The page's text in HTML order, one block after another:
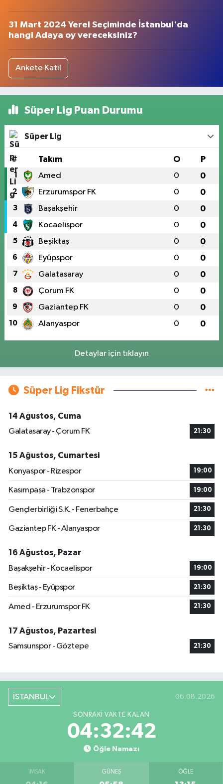
31 Mart 2024 Yerel Seçiminde İstanbul'da
hangi Adaya oy vereceksiniz?
Ankete Katıl
Süper Lig Puan Durumu
Süper Lig
# Takım O P
1 Amed 0 0
2 Erzurumspor FK 0 0
3 Başakşehir 0 0
4 Kocaelispor 0 0
5 Beşiktaş 0 0
6 Eyüpspor 0 0
7 Galatasaray 0 0
8 Çorum FK 0 0
9 Gaziantep FK 0 0
10 Alanyaspor 0 0
Detaylar için tıklayın
Süper Lig Fikstür
14 Ağustos, Cuma
Galatasaray - Çorum FK
21:30
15 Ağustos, Cumartesi
Konyaspor - Rizespor
19:00
Kasımpaşa - Trabzonspor 19:00
Gençlerbirliği S.K. - Fenerbahçe 21:30
Gaziantep FK - Alanyaspor 21:30
16 Ağustos, Pazar
Başakşehir - Kocaelispor
19:00
Beşiktaş - Eyüpspor 21:30
Amed - Erzurumspor FK 21:30
17 Ağustos, Pazartesi
Samsunspor - Göztepe
21:30
İSTANBUL 06.08.2026
SONRAKI VAKTE KALAN
04:32:41
Öğle Namazı
İMSAK GÜNEŞ ÖĞLE